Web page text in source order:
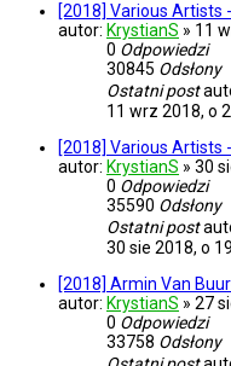
[2018] Various Artists -
autor: KrystianS » 11
0 Odpowiedzi
30845 Odsłony
Ostatni post
11 wrz 2018, o
[2018] Various Artists
autor: KrystianS » 30
0 Odpowiedzi
35590 Odsłony
Ostatni post
30 sie 2018, o
[2018] Armin Van
autor: KrystianS » 27
0 Odpowiedzi
33758 Odsłony